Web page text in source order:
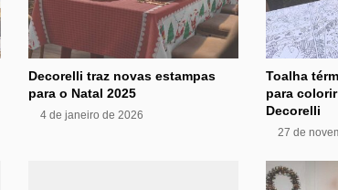
Decorelli traz novas estampas
para o Natal 2025
4 de janeiro de 2026
Toalha
para
Decorelli
27 de